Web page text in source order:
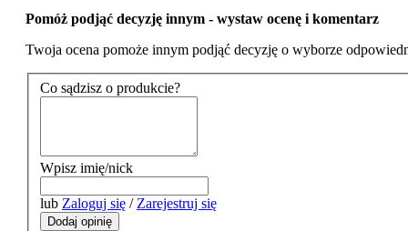
Pomóż podjąć decyzję innym - wystaw ocenę i komentarz
Twoja ocena pomoże innym podjąć decyzję o wyborze
Co sądzisz o produkcie?
Wpisz imię/nick
lub Zaloguj się / Zarejestruj się
Dodaj opinię